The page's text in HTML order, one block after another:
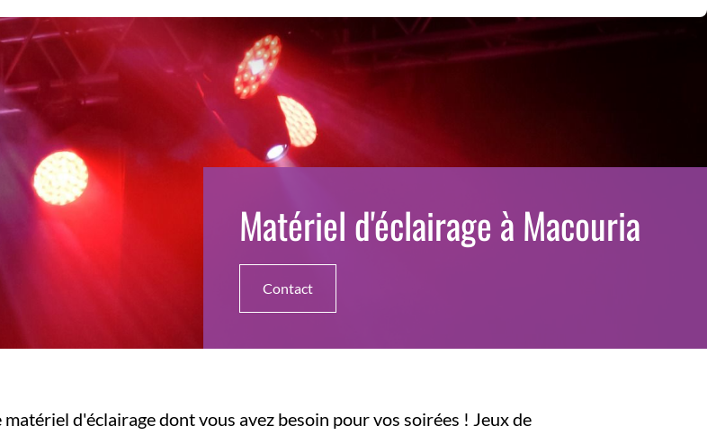
Matériel d'éclairage à Macouria
Contact
d'éclairage dont vous avez besoin pour vos soirées ! Jeux de